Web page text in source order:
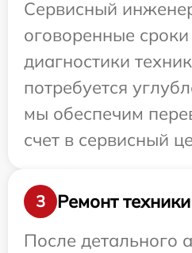
Сервисный
оговоренные
диагностики
потребуется
мы обеспечим
счет в сервисный
3
Ремонт техники
После детального